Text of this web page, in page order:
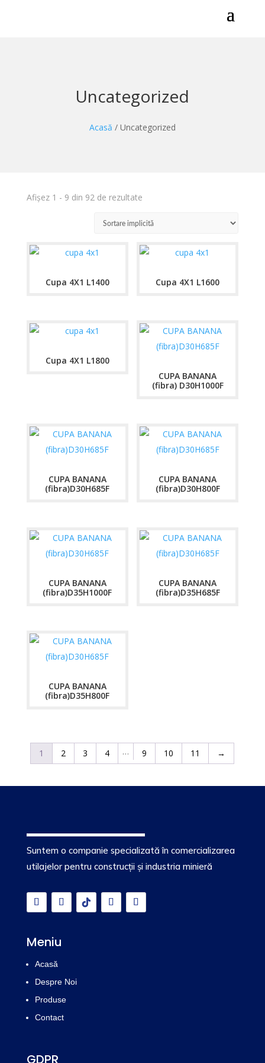
Uncategorized
Acasă / Uncategorized
Afișez 1 - 9 din 92 de rezultate
Cupa 4X1 L1400 Cupa 4X1 L1600
Cupa 4X1 L1800
CUPA BANANA
(fibra) D30H1000F
CUPA BANANA
(fibra)D30H685F
CUPA BANANA
(fibra)D30H800F
CUPA BANANA
(fibra)D35H1000F
CUPA BANANA
(fibra)D35H685F
CUPA BANANA
(fibra)D35H800F
1 2 3 4 … 9 10 11 →
Suntem o companie specializată în comercializarea
utilajelor pentru construcții și industria minieră
Meniu
Acasă
Despre Noi
Produse
Contact
GDPR